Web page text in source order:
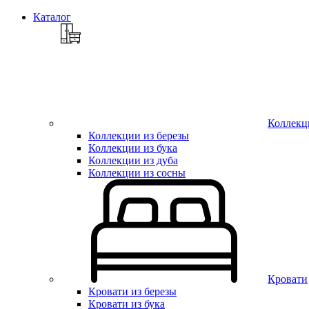
Каталог
Коллекции из березы
Коллекции из бука
Коллекции из дуба
Коллекции из сосны
Кровати
Кровати из березы
Кровати из бука